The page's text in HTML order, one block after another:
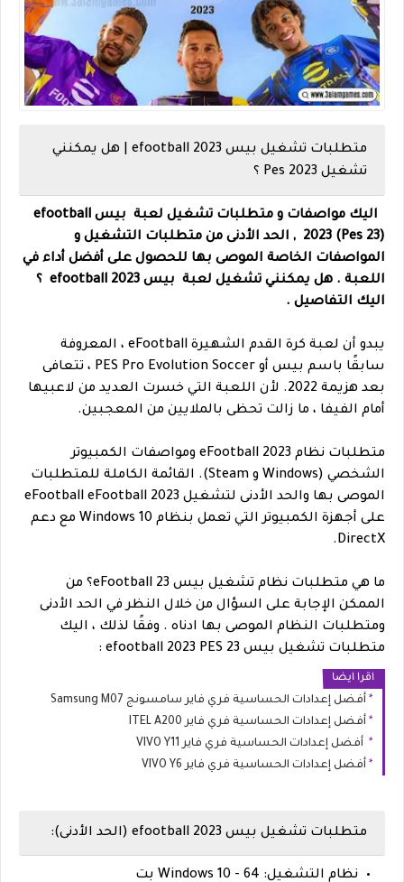
متطلبات تشغيل بيس efootball 2023 | هل يمكنني
تشغيل Pes 2023 ؟
اليك مواصفات و متطلبات تشغيل لعبة بيس efootball
2023 (Pes 23) , الحد الأدنى من متطلبات التشغيل و
المواصفات الخاصة الموصى بها للحصول على أفضل أداء في
اللعبة . هل يمكنني تشغيل لعبة بيس efootball 2023 ؟
اليك التفاصيل .
يبدو أن لعبة كرة القدم الشهيرة eFootball ، المعروفة
سابقًا باسم بيس أو PES Pro Evolution Soccer ، تتعافى
بعد هزيمة 2022. لأن اللعبة التي خسرت العديد من لاعبيها
أمام الفيفا ، ما زالت تحظى بالملايين من المعجبين.
متطلبات نظام eFootball 2023 ومواصفات الكمبيوتر
الشخصي (Windows و Steam). القائمة الكاملة للمتطلبات
الموصى بها والحد الأدنى لتشغيل eFootball eFootball 2023
على أجهزة الكمبيوتر التي تعمل بنظام Windows 10 مع دعم
DirectX.
ما هي متطلبات نظام تشغيل بيس eFootball 23؟ من
الممكن الإجابة على السؤال من خلال النظر في الحد الأدنى
ومتطلبات النظام الموصى بها ادناه . وفقًا لذلك ، اليك
متطلبات تشغيل بيس efootball 2023 PES 23 :
اقرا ايضا
أفضل إعدادات الحساسية فري فاير سامسونج Samsung M07
أفضل إعدادات الحساسية فري فاير ITEL A200
أفضل إعدادات الحساسية فري فاير VIVO Y11
أفضل إعدادات الحساسية فري فاير VIVO Y6
متطلبات تشغيل بيس efootball 2023 (الحد الأدنى):
نظام التشغيل: Windows 10 - 64 بت